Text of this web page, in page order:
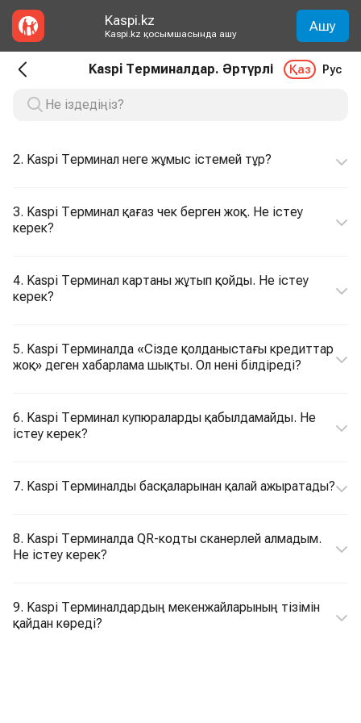
Kaspi.kz
Kaspi.kz қосымшасында ашу Ашу
Kaspi Терминалдар. Әртүрлі Қаз Рус
2. Kaspi Терминал неге жұмыс істемей тұр?
3. Kaspi Терминал қағаз чек берген жоқ. Не істеу
керек?
4. Kaspi Терминал картаны жұтып қойды. Не істеу
керек?
5. Kaspi Терминалда «Сізде қолданыстағы кредиттар
жоқ» деген хабарлама шықты. Ол нені білдіреді?
6. Kaspi Терминал купюраларды қабылдамайды. Не
істеу керек?
7. Kaspi Терминалды басқаларынан қалай ажыратады?
8. Kaspi Терминалда QR-кодты сканерлей алмадым.
Не істеу керек?
9. Kaspi Терминалдардың мекенжайларының тізімін
қайдан көреді?